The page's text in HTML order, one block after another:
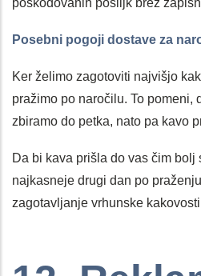
poškodovanih pošiljk brez
Posebni pogoji dostave za
Ker želimo zagotoviti najvišjo
pražimo po naročilu. To pomeni,
zbiramo do petka, nato pa kavo
Da bi kava prišla do vas čim bolj
najkasneje drugi dan po
zagotavljanje vrhunske